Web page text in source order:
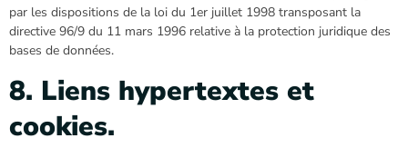
par les dispositions de la loi du 1er juillet 1998 transposant la
directive 96/9 du 11 mars 1996 relative à la protection juridique des
bases de données.
8. Liens hypertextes et
cookies.